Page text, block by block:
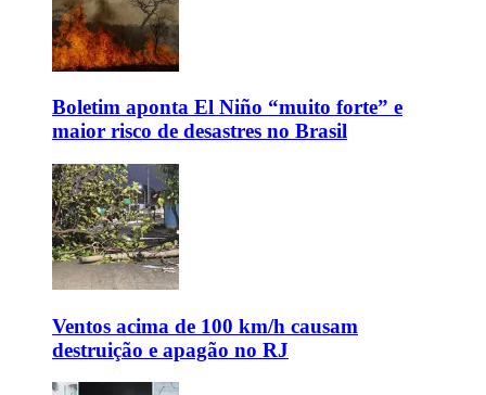
Boletim aponta El Niño “muito forte” e
maior risco de desastres no Brasil
Ventos acima de 100 km/h causam
destruição e apagão no RJ